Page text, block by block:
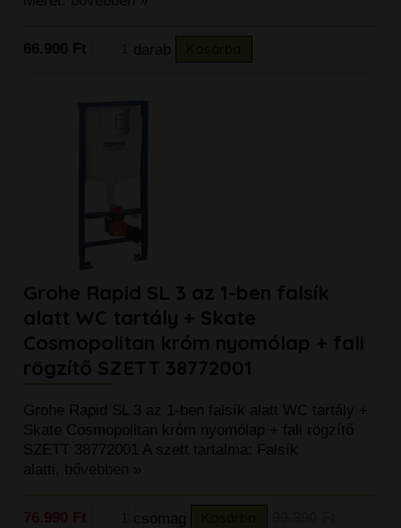
66.900 Ft darab
Grohe Rapid SL 3 az 1-ben falsík
alatt WC tartály + Skate
Cosmopolitan króm nyomólap + fali
rögzítő SZETT 38772001
Grohe Rapid SL 3 az 1-ben falsík alatt WC tartály +
Skate Cosmopolitan króm nyomólap + fali rögzítő
SZETT 38772001 A szett tartalma: Falsík
alatti, bővebben »
76.990 Ft csomag